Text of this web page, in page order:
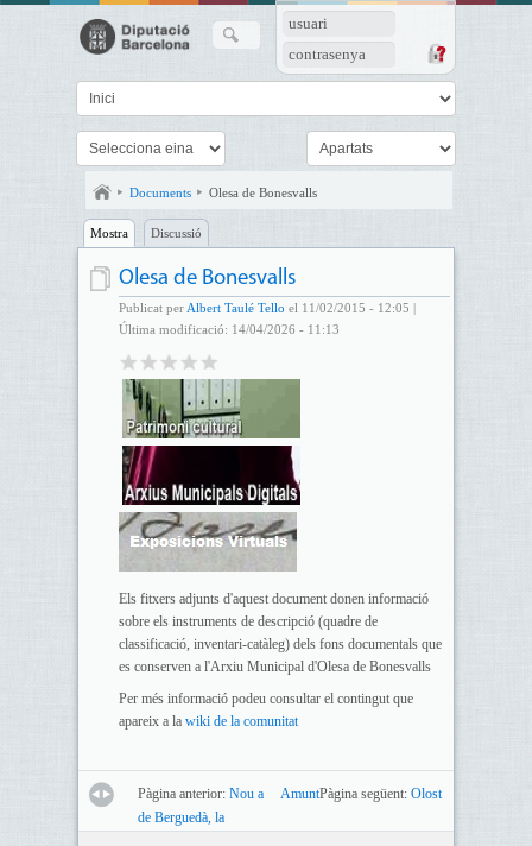
usuari
contrasenya
Documents Olesa de Bonesvalls
Mostra Discussió
Olesa de Bonesvalls
Publicat per Albert Taulé Tello el 11/02/2015 - 12:05 |
Última modificació: 14/04/2026 - 11:13
Els fitxers adjunts d'aquest document donen informació
sobre els instruments de descripció (quadre de
classificació, inventari-catàleg) dels fons documentals que
es conserven a l'Arxiu Municipal d'Olesa de Bonesvalls
Per més informació podeu consultar el contingut que
apareix a la wiki de la comunitat
Pàgina anterior: Nou a
de Berguedà, la
AmuntPàgina següent:Olost